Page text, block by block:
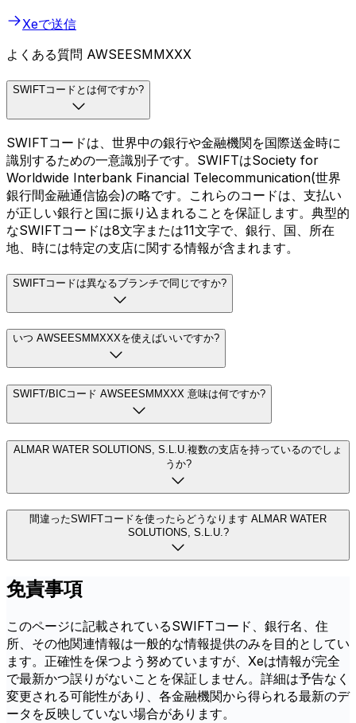
Xeで送信
よくある質問 AWSEESMMXXX
SWIFTコードとは何ですか?
SWIFTコードは、世界中の銀行や金融機関を国際送金時に
識別するための一意識別子です。SWIFTはSociety for
Worldwide Interbank Financial Telecommunication(世界
銀行間金融通信協会)の略です。これらのコードは、支払い
が正しい銀行と国に振り込まれることを保証します。典型的
なSWIFTコードは8文字または11文字で、銀行、国、所在
地、時には特定の支店に関する情報が含まれます。
SWIFTコードは異なるブランチで同じですか?
いつ AWSEESMMXXXを使えばいいですか?
SWIFT/BICコード AWSEESMMXXX 意味は何ですか?
ALMAR WATER SOLUTIONS, S.L.U.複数の支店を持っているのでしょ
うか?
間違ったSWIFTコードを使ったらどうなります ALMAR WATER
SOLUTIONS, S.L.U.?
免責事項
このページに記載されているSWIFTコード、銀行名、住
所、その他関連情報は一般的な情報提供のみを目的としてい
ます。正確性を保つよう努めていますが、Xeは情報が完全
で最新かつ誤りがないことを保証しません。詳細は予告なく
変更される可能性があり、各金融機関から得られる最新のデ
ータを反映していない場合があります。